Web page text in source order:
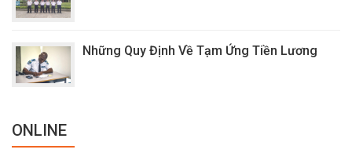
Những Quy Định Về Tạm Ứng Tiền Lương
ONLINE